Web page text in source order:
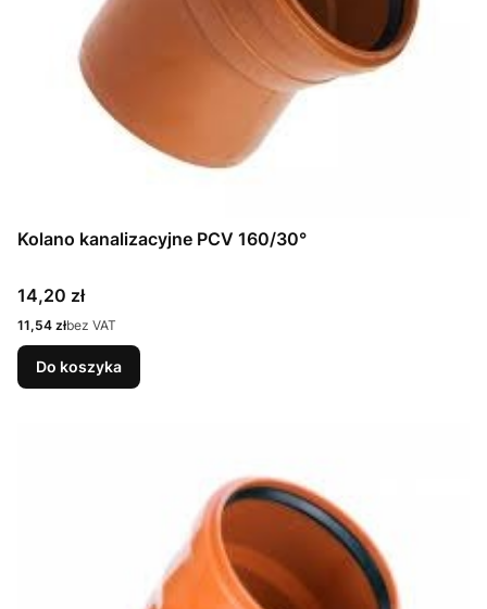
Kolano kanalizacyjne PCV 160/30°
Cena
14,20 zł
Cena
11,54 złbez VAT
Do koszyka